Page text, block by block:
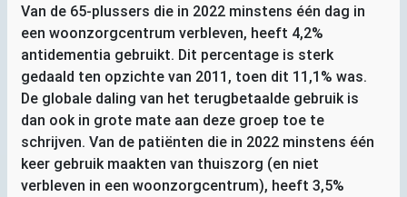
Van de 65-plussers die in 2022 minstens één dag in
een woonzorgcentrum verbleven, heeft 4,2%
antidementia gebruikt. Dit percentage is sterk
gedaald ten opzichte van 2011, toen dit 11,1% was.
De globale daling van het terugbetaalde gebruik is
dan ook in grote mate aan deze groep toe te
schrijven. Van de patiënten die in 2022 minstens één
keer gebruik maakten van thuiszorg (en niet
verbleven in een woonzorgcentrum), heeft 3,5%